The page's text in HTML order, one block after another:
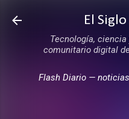
Ir al
El
Tecnología,
comunitario digital
Flash Diario —